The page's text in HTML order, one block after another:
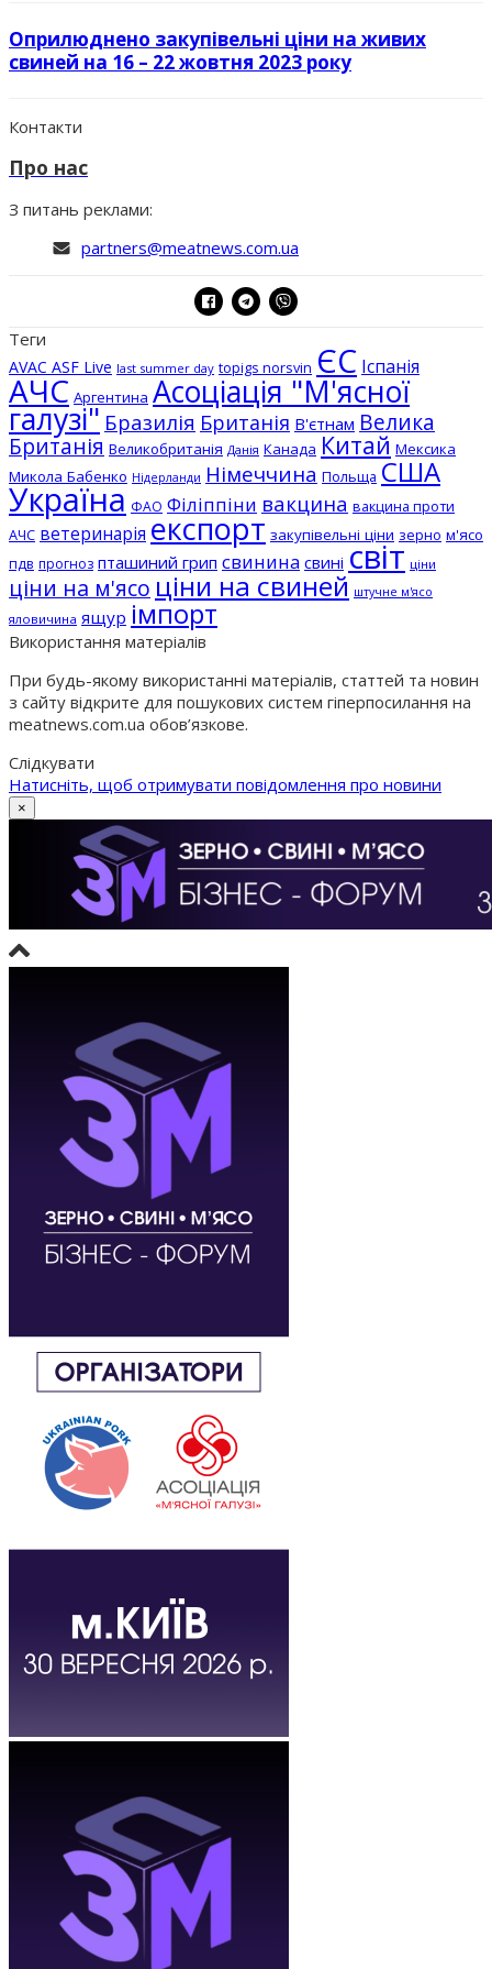
Оприлюднено закупівельні ціни на живих
свиней на 16 – 22 жовтня 2023 року
Контакти
Про нас
З питань реклами:
partners@meatnews.com.ua
Теги
AVAC ASF Live last summer day topigs norsvin ЄС Іспанія
АЧС Аргентина Асоціація "М'ясної
галузі" Бразилія Британія В'єтнам Велика
Британія Великобританія Данія Канада Китай Мексика
Микола Бабенко Нідерланди Німеччина Польща США
Україна ФАО Філіппіни вакцина вакцина проти
АЧС ветеринарія експорт закупівельні ціни зерно м'ясо
пдв прогноз пташиний грип свинина свині світ ціни
ціни на м'ясо ціни на свиней штучне м'ясо
яловичина ящур імпорт
Використання матеріалів
При будь-якому використанні матеріалів, статтей та новин
з сайту відкрите для пошукових систем гіперпосилання на
meatnews.com.ua обов’язкове.
Слідкувати
Натисніть, щоб отримувати повідомлення про новини
×